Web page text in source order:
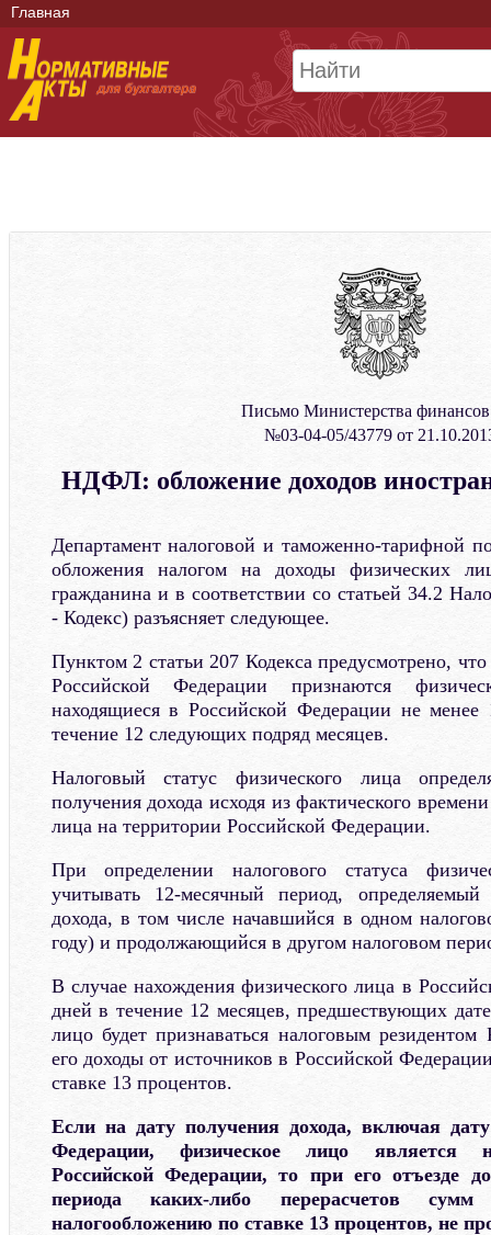
Главная
Письмо Министерства
№03-04-05/43779 от
НДФЛ: обложение доходов
Департамент налоговой и таможенно-тарифной
обложения налогом на доходы физических
гражданина и в соответствии со статьей 34.2
- Кодекс) разъясняет следующее.
Пунктом 2 статьи 207 Кодекса предусмотрено,
Российской Федерации признаются
находящиеся в Российской Федерации не
течение 12 следующих подряд месяцев.
Налоговый статус физического лица
получения дохода исходя из фактического
лица на территории Российской Федерации.
При определении налогового статуса
учитывать 12-месячный период,
дохода, в том числе начавшийся в одном
году) и продолжающийся в другом налоговом
В случае нахождения физического лица в
дней в течение 12 месяцев, предшествующих
лицо будет признаваться налоговым
его доходы от источников в Российской
ставке 13 процентов.
Если на дату получения дохода, включая
Федерации, физическое лицо является
Российской Федерации, то при его отъезде
периода каких-либо перерасчетов
налогообложению по ставке 13 процентов, не